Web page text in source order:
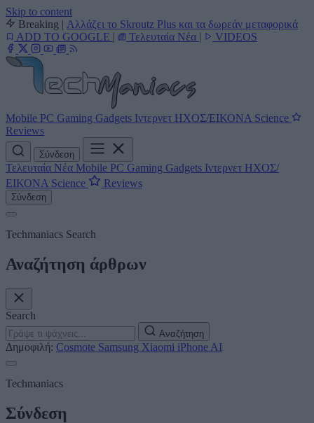
Skip to content
Breaking | Αλλάζει το Skroutz Plus και τα δωρεάν μεταφορικά
ADD TO GOOGLE | Τελευταία Νέα | VIDEOS
Mobile PC Gaming Gadgets Ιντερνετ ΗΧΟΣ/ΕΙΚΟΝΑ Science
Reviews
Σύνδεση
Τελευταία Νέα Mobile PC Gaming Gadgets Ιντερνετ ΗΧΟΣ/
ΕΙΚΟΝΑ Science Reviews
Σύνδεση
Techmaniacs Search
Αναζήτηση άρθρων
Search
Αναζήτηση
Δημοφιλή: Cosmote Samsung Xiaomi iPhone AI
Techmaniacs
Σύνδεση